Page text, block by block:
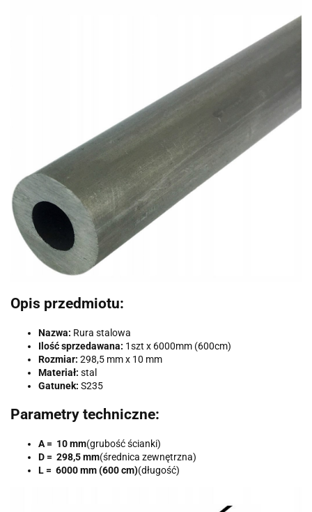
Opis przedmiotu:
Nazwa: Rura stalowa
Ilość sprzedawana: 1szt x 6000mm (600cm)
Rozmiar: 298,5 mm x 10 mm
Materiał: stal
Gatunek: S235
Parametry techniczne:
A = 10 mm(grubość ścianki)
D = 298,5 mm(średnica zewnętrzna)
L = 6000 mm (600 cm)(długość)